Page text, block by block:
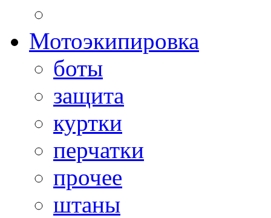
Мотоэкипировка
боты
защита
куртки
перчатки
прочее
штаны